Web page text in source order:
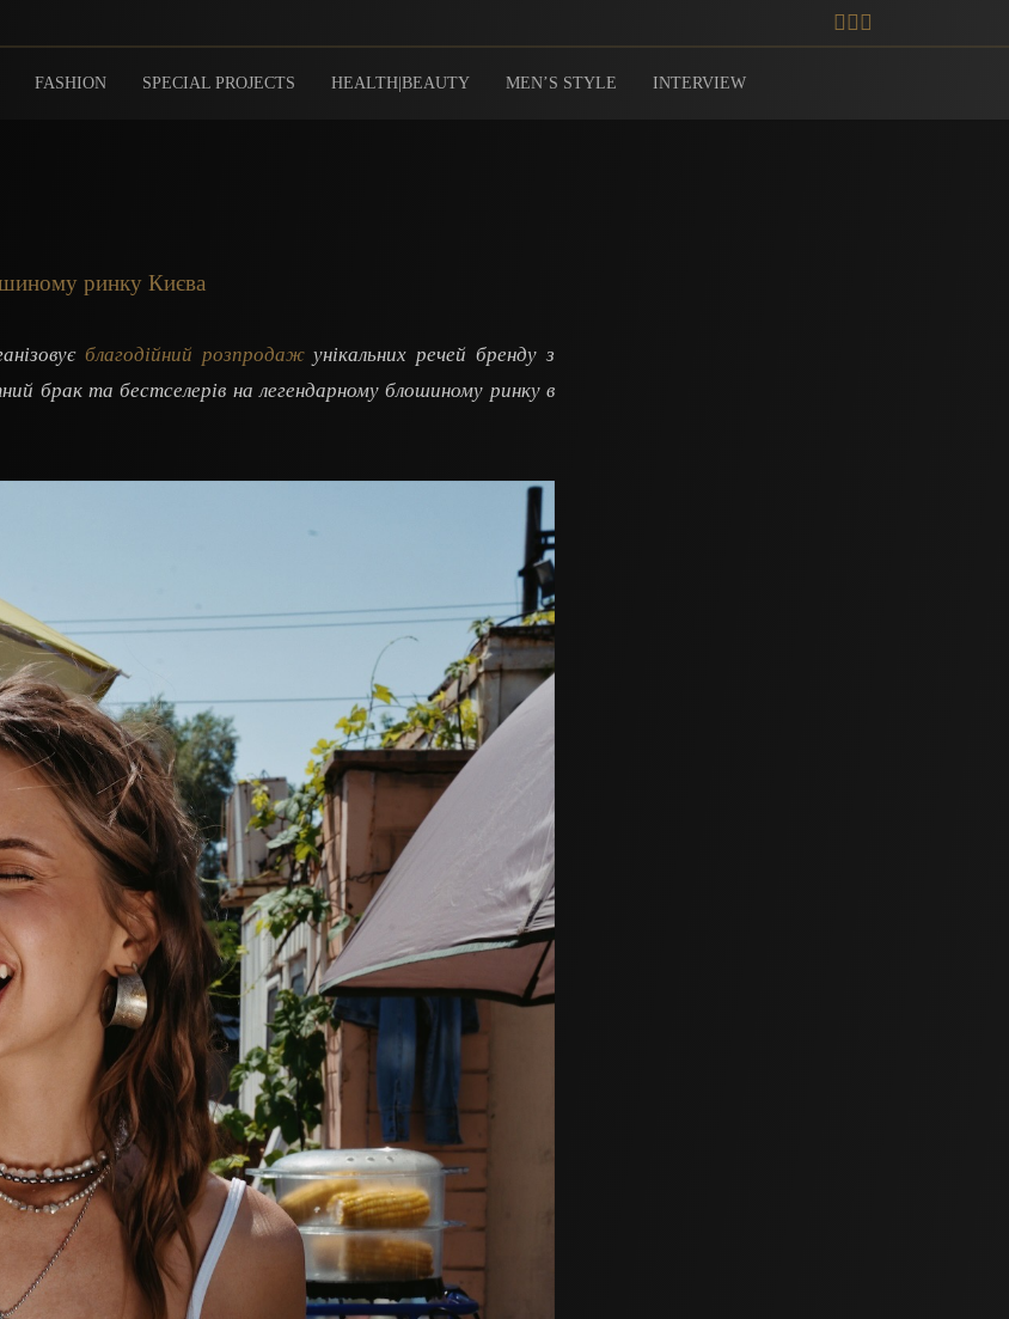
FASHION SPECIAL PROJECTS HEALTH|BEAUTY MEN’S STYLE INTERVIEW
ринку Києва
благодійний розпродажунікальних речей бренду з
брак та бестселерів на легендарному блошиному ринку в